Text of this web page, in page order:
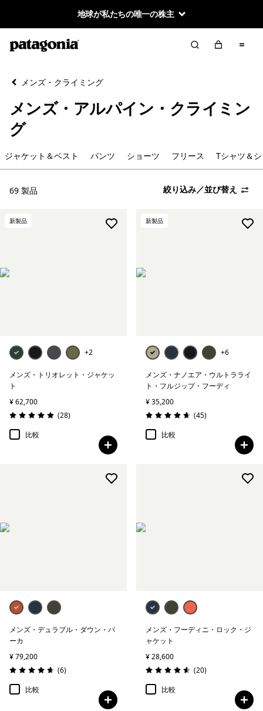
地球が私たちの唯一の株主
絞り込み／並び替え
絞り込み
カテゴリー
ジャケット＆ベスト
すべて表示 (2)
絞り込み
在庫のあるサイズ
絞り込み
在庫のあるカラー
絞り込み
アクティビティ
絞り込み
気象条件
絞り込み
特徴
メンズ・クライミング
メンズ・アルパイン・クライミン
グ
ジャケット＆ベスト パンツ ショーツ フリース Tシャツ＆
69 製品 絞り込み／並び替え
新製品
+2
メンズ・トリオレット・ジャケッ
ト
¥ 62,700
評価: 5.0 / 5
(28レビュー
)
比較
新製品
+6
メンズ・ナノエア・ウルトラライ
ト・フルジップ・フーディ
¥ 35,200
評価: 4.7 / 5
(45レビュー
)
比較
メンズ・デュラブル・ダウン・パ
ーカ
¥ 79,200
評価: 4.7 / 5
(6レビュー
)
比較
メンズ・フーディニ・ロック・ジ
ャケット
¥ 28,600
評価: 4.6 / 5
(20レビュー
)
比較